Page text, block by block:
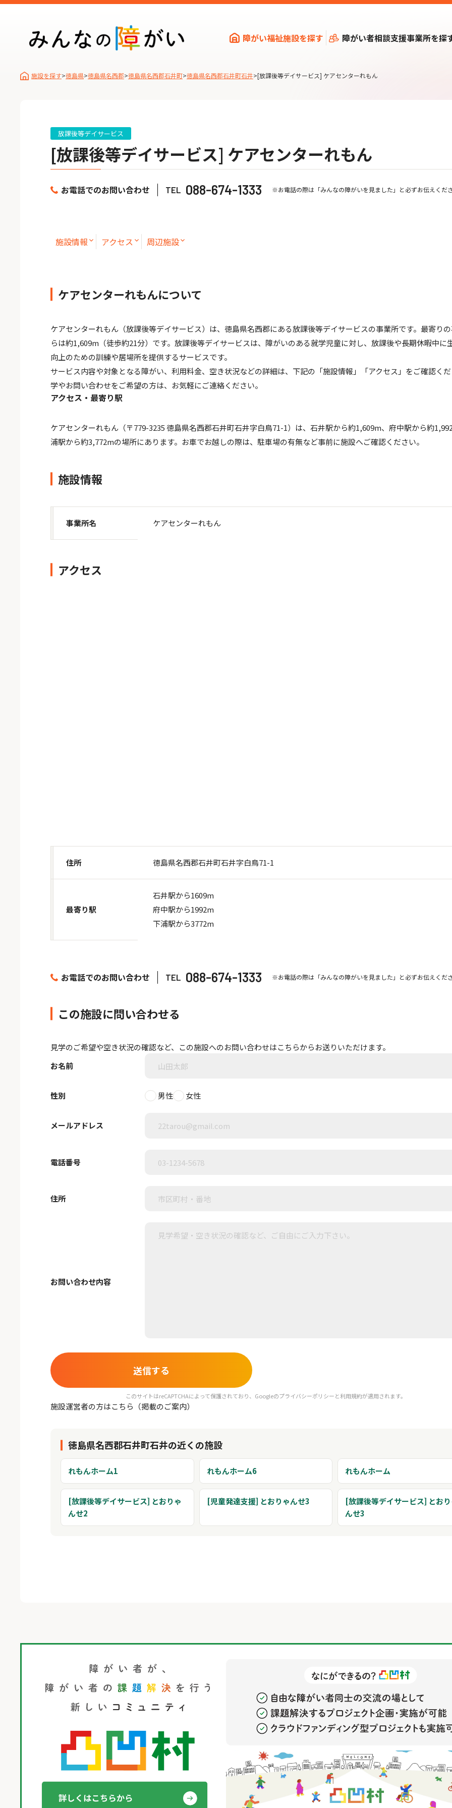
障がい福祉施設を探す 障がい者相談支援事業所を探
施設を探す>徳島県>徳島県名西郡>徳島県名西郡石井町>徳島県名西郡石井町石井>[放課後等デイサービス] ケアセンターれもん
放課後等デイサービス
[放課後等デイサービス] ケアセンターれもん
お電話でのお問い合わせ TEL 088-674-1333 ※お電話の際は「みんなの障がいを見ました」と必ずお伝えくだ
施設情報 アクセス 周辺施設
ケアセンターれもんについて
ケアセンターれもん（放課後等デイサービス）は、徳島県名西郡にある放課後等デイサービスの事業所です。最寄り
らは約1,609m（徒歩約21分）です。放課後等デイサービスは、障がいのある就学児童に対し、放課後や長期休暇中に
向上のための訓練や居場所を提供するサービスです。
サービス内容や対象となる障がい、利用料金、空き状況などの詳細は、下記の「施設情報」「アクセス」をご確認く
学やお問い合わせをご希望の方は、お気軽にご連絡ください。
アクセス・最寄り駅
ケアセンターれもん（〒779-3235 徳島県名西郡石井町石井字白鳥71-1）は、石井駅から約1,609m、府中駅から約
浦駅から約3,772mの場所にあります。お車でお越しの際は、駐車場の有無など事前に施設へご確認ください。
施設情報
事業所名 ケアセンターれもん
アクセス
住所 徳島県名西郡石井町石井字白鳥71-1
最寄り駅
石井駅から1609m
府中駅から1992m
下浦駅から3772m
お電話でのお問い合わせ TEL 088-674-1333 ※お電話の際は「みんなの障がいを見ました」と必ずお伝えくだ
この施設に問い合わせる
見学のご希望や空き状況の確認など、この施設へのお問い合わせはこちらからお送りいただけます。
お名前
性別 男性 女性
メールアドレス
電話番号
住所
お問い合わせ内容
このサイトはreCAPTCHAによって保護されており、Googleのプライバシーポリシーと利用規約が適用されます。
施設運営者の方はこちら（掲載のご案内）
徳島県名西郡石井町石井の近くの施設
れもんホーム1 れもんホーム6 れもんホーム
[放課後等デイサービス] とおりゃ
んせ2
[児童発達支援] とおりゃんせ3
[放課後等デイサービス] とお
んせ3